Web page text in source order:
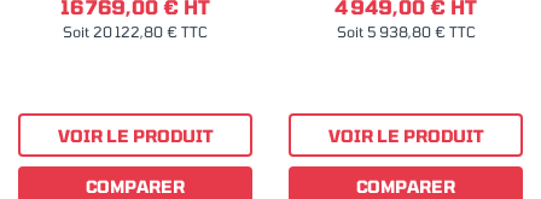
16 769,00 € HT
Soit 20 122,80 € TTC
VOIR LE PRODUIT
COMPARER
4 949,00 € HT
Soit 5 938,80 € TTC
VOIR LE PRODUIT
COMPARER